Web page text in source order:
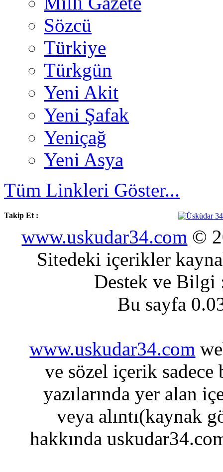
Sözcü
Türkiye
Türkgün
Yeni Akit
Yeni Şafak
Yeniçağ
Yeni Asya
Tüm Linkleri Göster...
Takip Et :
www.uskudar34.com ©
Sitedeki içerikler
Destek ve
Bu sayfa
www.uskudar34.com
ve sözel içerik sadece
yazılarında yer alan
veya alıntı(kaynak
hakkında